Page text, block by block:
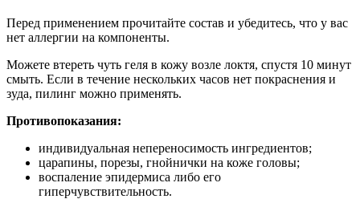
Перед применением прочитайте состав и убедитесь, что у вас
нет аллергии на компоненты.
Можете втереть чуть геля в кожу возле локтя, спустя 10 минут
смыть. Если в течение нескольких часов нет покраснения и
зуда, пилинг можно применять.
Противопоказания:
индивидуальная непереносимость ингредиентов;
царапины, порезы, гнойнички на коже головы;
воспаление эпидермиса либо его
гиперчувствительность.